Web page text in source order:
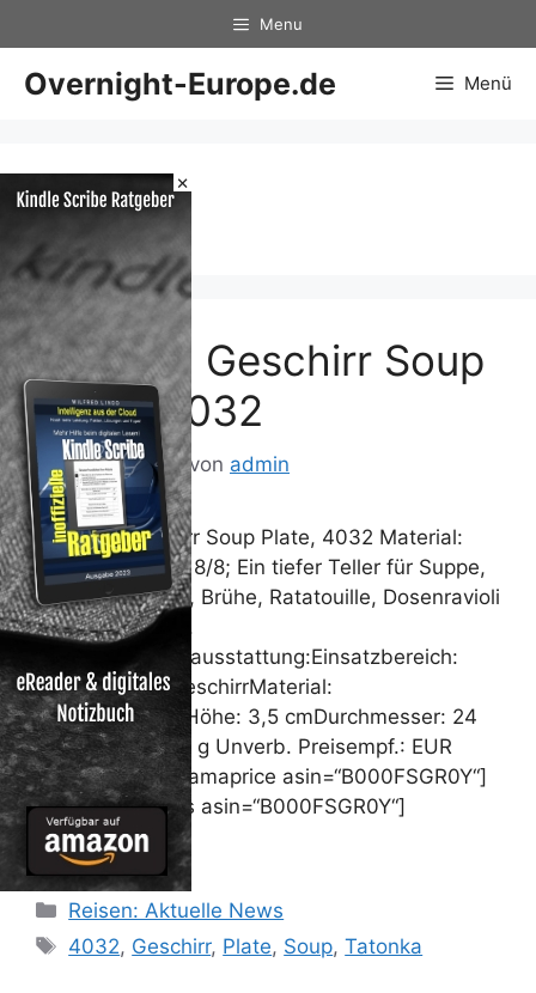
×
Inhalt
springen
Menu
Overnight-Europe.de Menü
4032
Tatonka Geschirr Soup
Plate, 4032
3. August 2013 von admin
Tatonka Geschirr Soup Plate, 4032 Material:
Stainless Steel 18/8; Ein tiefer Teller für Suppe,
Bouillon, Eintopf, Brühe, Ratatouille, Dosenravioli
und vieles mehr.
Campingküchenausstattung:Einsatzbereich:
EssenTyp: EssgeschirrMaterial:
EdelstahlMaße:Höhe: 3,5 cmDurchmesser: 24
cmGewicht: 190 g Unverb. Preisempf.: EUR
8,50 Preis: [wpramaprice asin=“B000FSGR0Y“]
[wpramareviews asin=“B000FSGR0Y“]
[/random]
Kategorien
Reisen: Aktuelle News
Schlagwörter
4032, Geschirr, Plate, Soup,Tatonka